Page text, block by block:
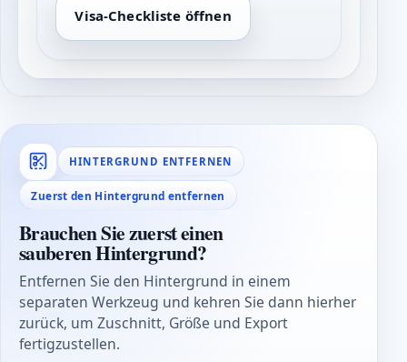
Visa-Checkliste öffnen
HINTERGRUND ENTFERNEN
Zuerst den Hintergrund entfernen
Brauchen Sie zuerst einen
sauberen Hintergrund?
Entfernen Sie den Hintergrund in einem
separaten Werkzeug und kehren Sie dann hierher
zurück, um Zuschnitt, Größe und Export
fertigzustellen.